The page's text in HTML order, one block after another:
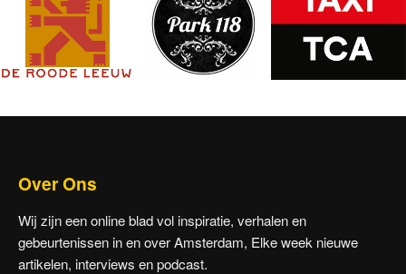
Over Ons
Wij zijn een online blad vol inspiratie, verhalen en
gebeurtenissen in en over Amsterdam, Elke week nieuwe
artikelen, interviews en podcast.